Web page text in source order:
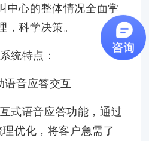
中心的整体情况全面掌
科学决策。
统特点：
语音应答交互
式语音应答功能，通过
优化，将客户急需了